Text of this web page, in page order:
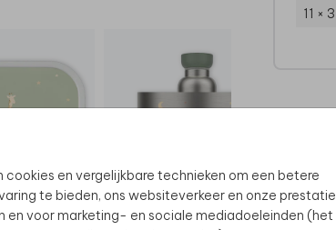
cookies en vergelijkbare technieken om een betere
te bieden, ons websiteverkeer en onze
en voor marketing- en sociale mediadoeleinden (het
MEPAL ISOLEERFLES
11 ×